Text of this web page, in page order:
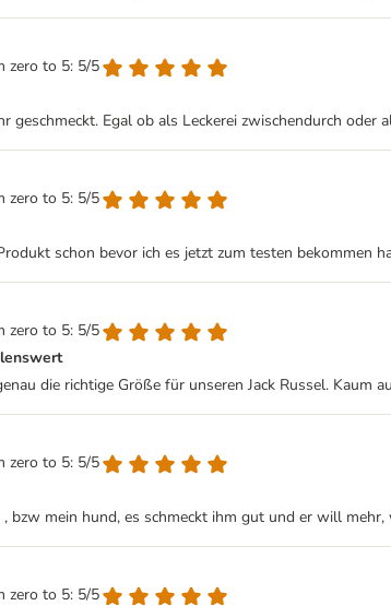
zero to 5: 5/5
geschmeckt. Egal ob als Leckerei zwischendurch oder
zero to 5: 5/5
schon bevor ich es jetzt zum testen
zero to 5: 5/5
die richtige Größe für unseren Jack Russel.
zero to 5: 5/5
bzw mein hund, es schmeckt ihm gut und er will
zero to 5: 5/5